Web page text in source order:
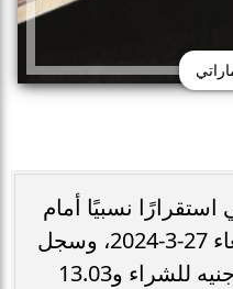
نسبيًا أمام
الجنيه المصري اليوم الأربعاء 27-3-2024، وسجل
متوسط سعره نحو 12.99 جنيه للشراء و13.03